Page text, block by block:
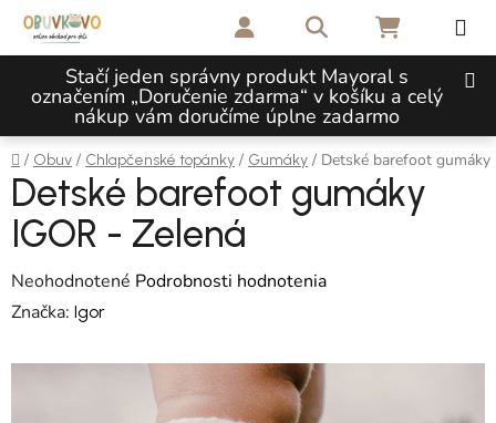
Prejsť na obsah
Stačí jeden správny produkt Mayoral s
označením „Doručenie zdarma“ v košíku a celý
nákup vám doručíme úplne zadarmo
Hľadať NÁKUPNÝ
Domov
/ Obuv / Chlapčenské topánky / Gumáky / Detské barefoot
Detské barefoot gumáky
IGOR - Zelená
Priemerné hodnotenie produktu je 0,0 z 5 hviezdičiek.
Neohodnotené Podrobnosti hodnotenia
Značka: Igor